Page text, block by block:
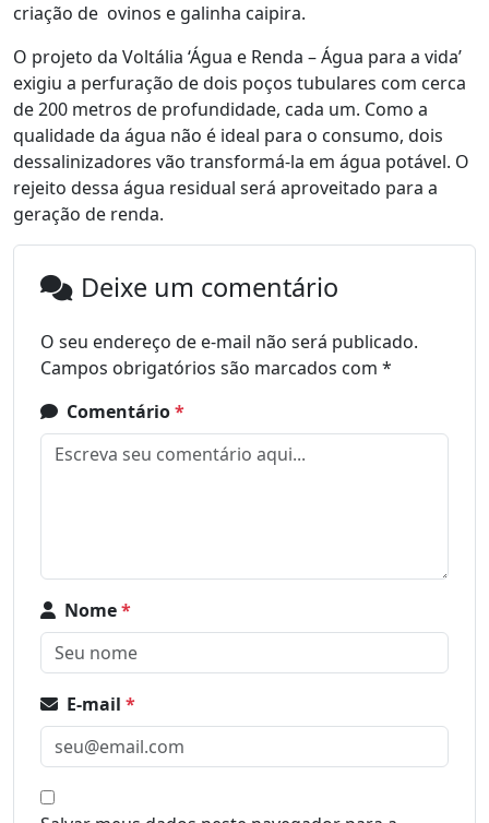
criação de ovinos e galinha caipira.
O projeto da Voltália ‘Água e Renda – Água para a vida’
exigiu a perfuração de dois poços tubulares com cerca
de 200 metros de profundidade, cada um. Como a
qualidade da água não é ideal para o consumo, dois
dessalinizadores vão transformá-la em água potável. O
rejeito dessa água residual será aproveitado para a
geração de renda.
Deixe um comentário
O seu endereço de e-mail não será publicado.
Campos obrigatórios são marcados com *
Comentário*
Nome*
E-mail *